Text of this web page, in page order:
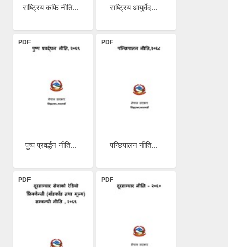
राष्ट्रिय कफि नीति... राष्ट्रिय आयुर्वेद...
PDF
पुष्प प्रवर्द्धन नीति...
PDF
पन्छिपालन नीति...
PDF PDF